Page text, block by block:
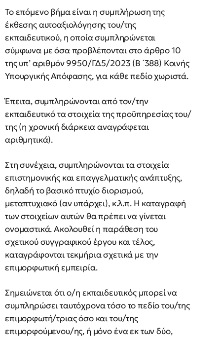
Το επόμενο βήμα είναι η συμπλήρωση της
έκθεσης αυτοαξιολόγησης του/της
εκπαιδευτικού, η οποία συμπληρώνεται
σύμφωνα με όσα προβλέπονται στο άρθρο 10
της υπ’ αριθμόν 9950/ΓΔ5/2023 (Β ́ 388) Κοινής
Υπουργικής Απόφασης, για κάθε πεδίο χωριστά.
Έπειτα, συμπληρώνονται από τον/την
εκπαιδευτικό τα στοιχεία της προϋπηρεσίας του/
της (η χρονική διάρκεια αναγράφεται
αριθμητικά).
Στη συνέχεια, συμπληρώνονται τα στοιχεία
επιστημονικής και επαγγελματικής ανάπτυξης,
δηλαδή το βασικό πτυχίο διορισμού,
μεταπτυχιακό (αν υπάρχει), κ.λ.π. Η καταγραφή
των στοιχείων αυτών θα πρέπει να γίνεται
ονομαστικά. Ακολουθεί η παράθεση του
σχετικού συγγραφικού έργου και τέλος,
καταγράφονται τεκμήρια σχετικά με την
επιμορφωτική εμπειρία.
Σημειώνεται ότι ο/η εκπαιδευτικός μπορεί να
συμπληρώσει ταυτόχρονα τόσο το πεδίο του/της
επιμορφωτή/τριας όσο και του/της
επιμορφούμενου/ης, ή μόνο ένα εκ των δύο,